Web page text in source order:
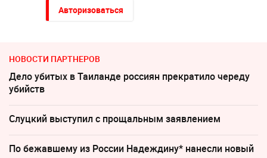
Авторизоваться
НОВОСТИ ПАРТНЕРОВ
Дело убитых в Таиланде россиян прекратило череду
убийств
Слуцкий выступил с прощальным заявлением
По бежавшему из России Надеждину* нанесли новый